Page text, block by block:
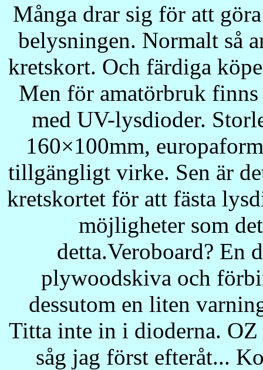
Många drar sig för att
belysningen. Normalt så
kretskort. Och färdiga
Men för amatörbruk
med UV-lysdioder.
160×100mm,
tillgängligt virke. Sen är
kretskortet för att fästa
möjligheter som
detta.Veroboard? En
plywoodskiva och
dessutom en liten
Titta inte in i dioderna. OZ
såg jag först efteråt...